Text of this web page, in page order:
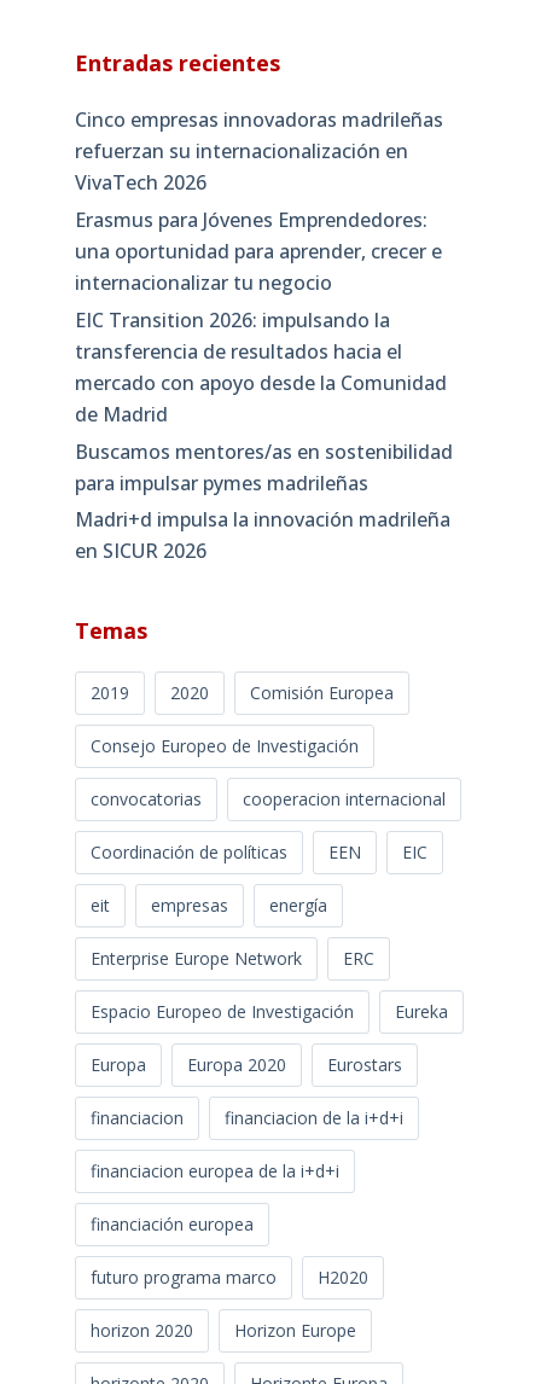
Entradas recientes
Cinco empresas innovadoras madrileñas
refuerzan su internacionalización en
VivaTech 2026
Erasmus para Jóvenes Emprendedores:
una oportunidad para aprender, crecer e
internacionalizar tu negocio
EIC Transition 2026: impulsando la
transferencia de resultados hacia el
mercado con apoyo desde la Comunidad
de Madrid
Buscamos mentores/as en sostenibilidad
para impulsar pymes madrileñas
Madri+d impulsa la innovación madrileña
en SICUR 2026
Temas
2019 2020 Comisión Europea
Consejo Europeo de Investigación
convocatorias cooperacion internacional
Coordinación de políticas EEN EIC
eit empresas energía
Enterprise Europe Network ERC
Espacio Europeo de Investigación Eureka
Europa Europa 2020 Eurostars
financiacion financiacion de la i+d+i
financiacion europea de la i+d+i
financiación europea
futuro programa marco H2020
horizon 2020 Horizon Europe